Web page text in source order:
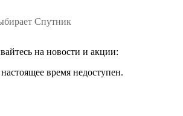
Спутник
на новости и акции:
время недоступен.